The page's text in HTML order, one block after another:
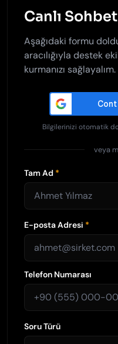
Canlı
Aşağıdaki formu
aracılığıyla destek
kurmanızı sağlayalım.
Bilgilerinizi otomatik
veya
Tam Ad *
E-posta Adresi *
Telefon Numarası
Soru Türü